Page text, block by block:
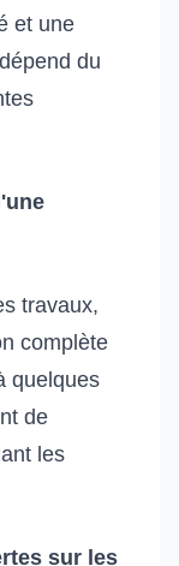
et une
du
travaux,
complète
quelques
de
les
sur les